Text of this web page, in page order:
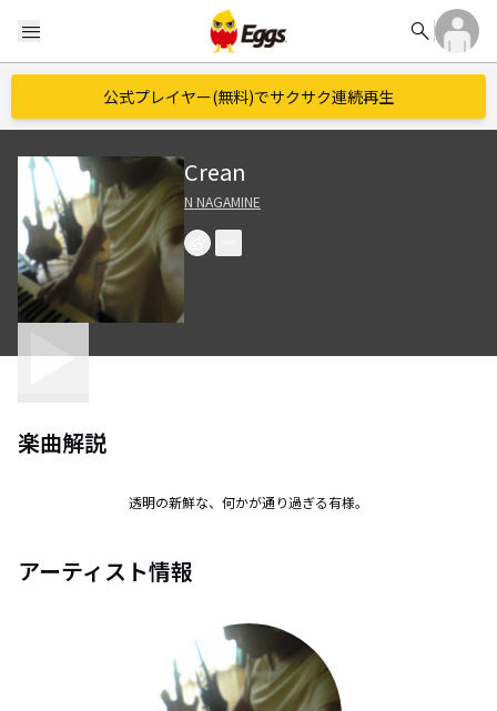
menu search
公式プレイヤー(無料)でサクサク連続再生
Crean
N NAGAMINE
楽曲解説
透明の新鮮な、何かが通り過ぎる有様。
アーティスト情報